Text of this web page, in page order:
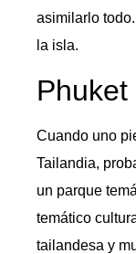
asimilarlo
la isla.
Cuando uno
Tailandia,
un parque
temático
tailandesa y